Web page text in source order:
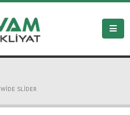
WIDE SLIDER